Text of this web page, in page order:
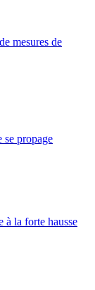
mesures de
se propage
à la forte hausse